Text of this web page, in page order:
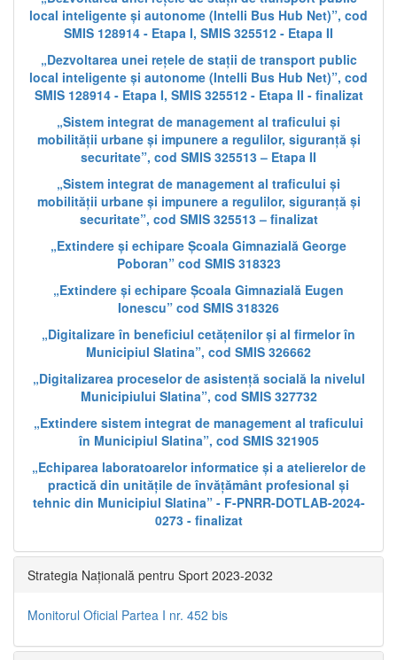
local inteligente și autonome (Intelli Bus Hub Net)”, cod
SMIS 128914 - Etapa I, SMIS 325512 - Etapa II
„Dezvoltarea unei rețele de stații de transport public
local inteligente și autonome (Intelli Bus Hub Net)”, cod
SMIS 128914 - Etapa I, SMIS 325512 - Etapa II - finalizat
„Sistem integrat de management al traficului și
mobilității urbane și impunere a regulilor, siguranță și
securitate”, cod SMIS 325513 – Etapa II
„Sistem integrat de management al traficului și
mobilității urbane și impunere a regulilor, siguranță și
securitate”, cod SMIS 325513 – finalizat
„Extindere și echipare Școala Gimnazială George
Poboran” cod SMIS 318323
„Extindere și echipare Școala Gimnazială Eugen
Ionescu” cod SMIS 318326
„Digitalizare în beneficiul cetățenilor și al firmelor în
Municipiul Slatina”, cod SMIS 326662
„Digitalizarea proceselor de asistență socială la nivelul
Municipiului Slatina”, cod SMIS 327732
„Extindere sistem integrat de management al traficului
în Municipiul Slatina”, cod SMIS 321905
„Echiparea laboratoarelor informatice și a atelierelor de
practică din unitățile de învățământ profesional și
tehnic din Municipiul Slatina” - F-PNRR-DOTLAB-2024-
0273 - finalizat
Strategia Națională pentru Sport 2023-2032
Monitorul Oficial Partea I nr. 452 bis